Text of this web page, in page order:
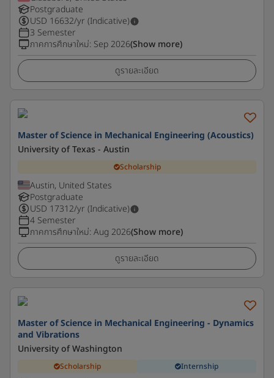
Postgraduate
USD 16632/yr (Indicative)
3 Semester
ภาคการศึกษาใหม่: Sep 2026(Show more)
ดูรายละเอียด
Master of Science in Mechanical Engineering (Acoustics)
University of Texas - Austin
Scholarship
Austin, United States
Postgraduate
USD 17312/yr (Indicative)
4 Semester
ภาคการศึกษาใหม่:Aug 2026(Show more)
ดูรายละเอียด
Master of Science in Mechanical Engineering - Dynamics
and Vibrations
University of Washington
Scholarship Internship